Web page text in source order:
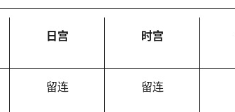
日宫 时宫
留连 留连